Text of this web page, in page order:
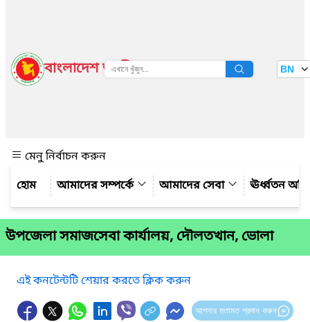
বাংলাদেশ জাতীয় তথ্য বাতায়ন BN
মেনু নির্বাচন করুন
আমাদের সম্পর্কে
আমাদের সেবা ঊর্ধ্বতন
উপজেলা সমাজসেবা কার্যালয়, দৌলতখান, ভোলা
এই কনটেন্টটি শেয়ার করতে ক্লিক করুন
আপনার মতামত প্রদান করুন